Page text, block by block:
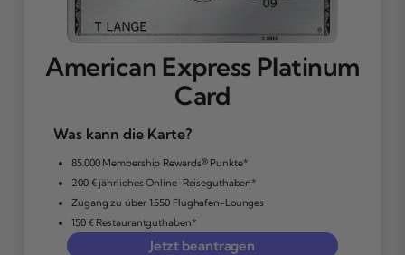
American Express Platinum
Card
Was kann die Karte?
85.000 Membership Rewards® Punkte*
200 € jährliches Online-Reiseguthaben*
Zugang zu über 1.550 Flughafen-Lounges
150 € Restaurantguthaben*
Jetzt beantragen